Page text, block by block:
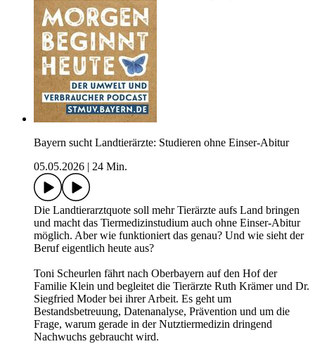
Bayern sucht Landtierärzte: Studieren ohne Einser-Abitur
05.05.2026
24 Min.
Die Landtierarztquote soll mehr Tierärzte aufs Land bringen
und macht das Tiermedizinstudium auch ohne Einser-Abitur
möglich. Aber wie funktioniert das genau? Und wie sieht der
Beruf eigentlich heute aus?
Toni Scheurlen fährt nach Oberbayern auf den Hof der
Familie Klein und begleitet die Tierärzte Ruth Krämer und Dr.
Siegfried Moder bei ihrer Arbeit. Es geht um
Bestandsbetreuung, Datenanalyse, Prävention und um die
Frage, warum gerade in der Nutztiermedizin dringend
Nachwuchs gebraucht wird.